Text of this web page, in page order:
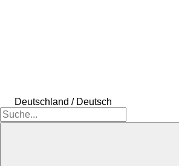
Deutschland / Deutsch